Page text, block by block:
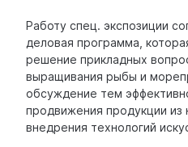
Работу спец. экспозиции
деловая программа,
решение прикладных
выращивания рыбы и
обсуждение тем
продвижения продукции из
внедрения технологий